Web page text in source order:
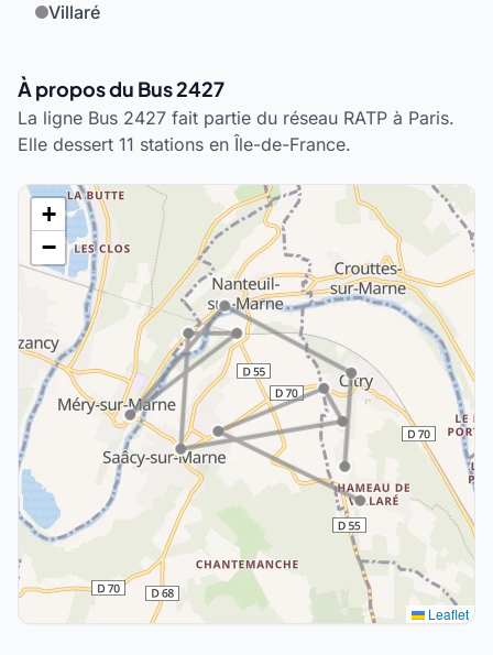
Villaré
À propos du Bus 2427
La ligne Bus 2427 fait partie du réseau RATP à Paris.
Elle dessert 11 stations en Île-de-France.
+
−
Leaflet